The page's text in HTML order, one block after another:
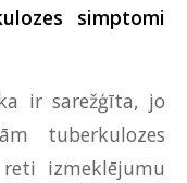
simptomi
ir sarežģīta, jo
tuberkulozes
izmeklējumu